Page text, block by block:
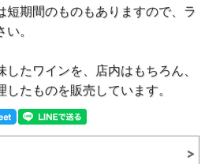
短期間のものもありますので、ラ
。
たワインを、店内はもちろん、
たものを販売しています。